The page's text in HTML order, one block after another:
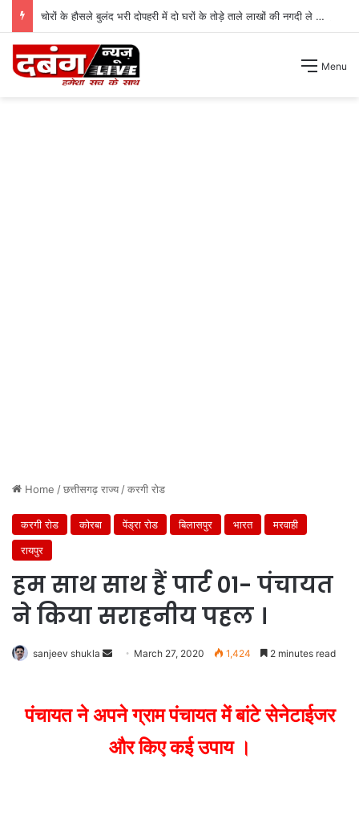
चोरों के हौसले बुलंद भरी दोपहरी में दो घरों के तोड़े ताले लाखों की नगदी ले भागे ।
Menu
Home /छत्तीसगढ़ राज्य/करगी रोड
करगी रोड कोरबा पेंड्रा रोड बिलासपुर भारत
मरवाही
रायपुर
हम साथ साथ हैं पार्ट 01- पंचायत
ने किया सराहनीय पहल ।
sanjeev shukla
Send March 27, 2020 1,424 2 minutes read
पंचायत ने अपने ग्राम पंचायत में बांटे सेनेटाईजर
और किए कई उपाय ।